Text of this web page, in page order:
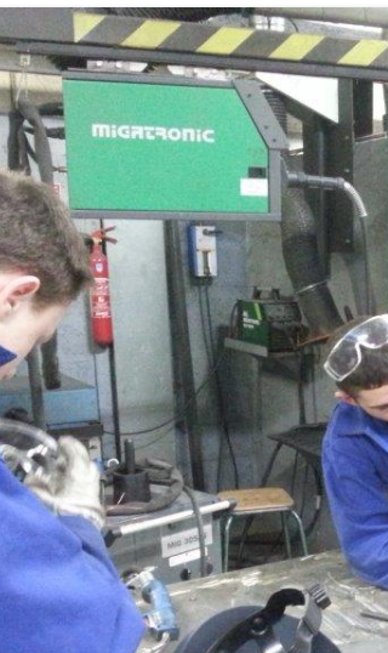
CHRYSALIDE
COCON
BUDDHA’S PALM
NEZHA
MAIN D’OEUVRE
À QUATRE PATTES 2/2
À QUATRE PATTES 1/2
OKTO
COCOON#2 : DANGOMUSHI
COCOON#1 : DODECAHEDRON
MUE
COQUILLE